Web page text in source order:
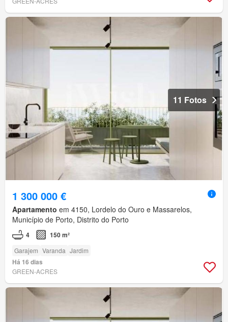
11 Fotos
1 300 000 €
Apartamento em 4150, Lordelo do Ouro e Massarelos,
Município de Porto, Distrito do Porto
4 150 m²
Garajem Varanda Jardim
Há 16 dias
GREEN-ACRES